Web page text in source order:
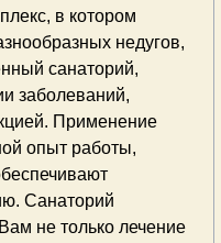
в котором
недугов,
санаторий,
заболеваний,
Применение
опыт работы,
Санаторий
не только лечение